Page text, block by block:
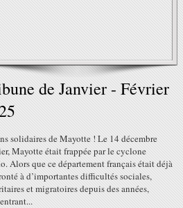
de Janvier - Février
solidaires de Mayotte ! Le 14 décembre
Mayotte était frappée par le cyclone
Alors que ce département français était déjà
à d’importantes difficultés sociales,
et migratoires depuis des années,